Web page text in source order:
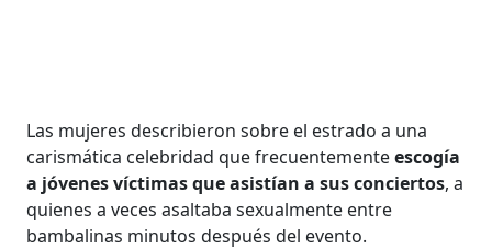
Las mujeres describieron sobre el estrado a una
carismática celebridad que frecuentementeescogía
a jóvenes víctimas que asistían a sus conciertos, a
quienes a veces asaltaba sexualmente entre
bambalinas minutos después del evento.